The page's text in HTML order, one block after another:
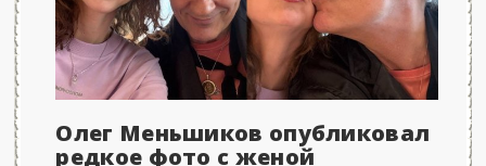
Олег Меньшиков опубликовал
редкое фото с женой